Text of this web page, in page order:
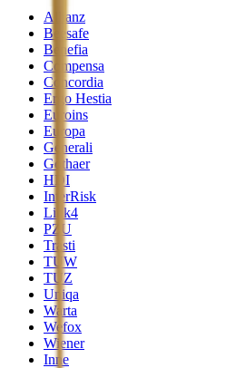
Allianz
Beesafe
Benefia
Compensa
Concordia
Ergo Hestia
Euroins
Europa
Generali
Gothaer
HDI
InterRisk
Link4
PZU
Trasti
TUW
TUZ
Uniqa
Warta
Wefox
Wiener
Inne